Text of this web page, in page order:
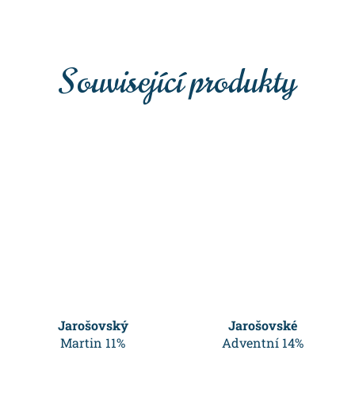
Související produkty
Jarošovský
Martin 11%
Jarošovské
Adventní 14%